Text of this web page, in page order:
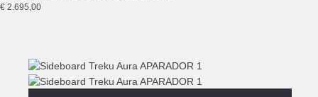
€ 2.695,00